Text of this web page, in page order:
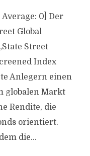
0] Der
Global
Street
Index
Anlegern einen
globalen Markt
Rendite, die
orientiert.
die...